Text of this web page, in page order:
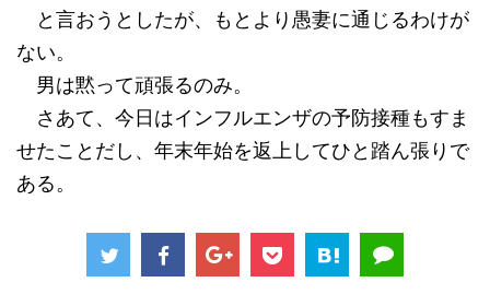
と言おうとしたが、もとより愚妻に通じるわけが
ない。
男は黙って頑張るのみ。
さあて、今日はインフルエンザの予防接種もすま
せたことだし、年末年始を返上してひと踏ん張りで
ある。